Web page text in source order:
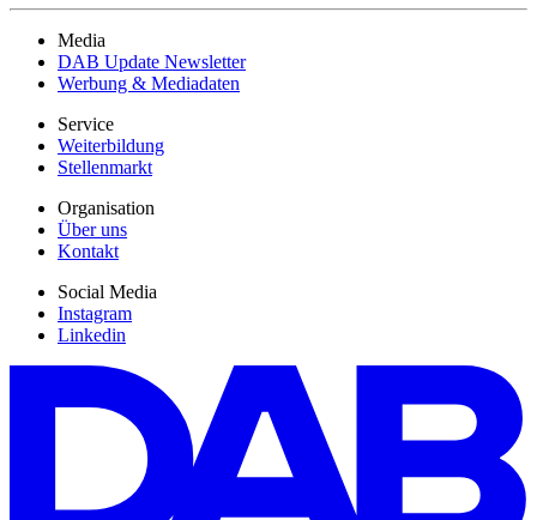
Media
DAB Update Newsletter
Werbung & Mediadaten
Service
Weiterbildung
Stellenmarkt
Organisation
Über uns
Kontakt
Social Media
Instagram
Linkedin